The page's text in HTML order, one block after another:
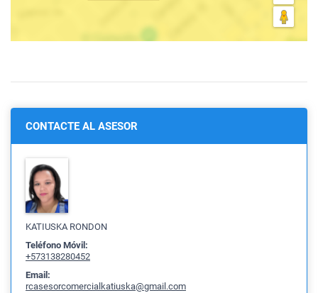
CONTACTE AL ASESOR
KATIUSKA RONDON
Teléfono Móvil:
+573138280452
Email:
rcasesorcomercialkatiuska@gmail.com